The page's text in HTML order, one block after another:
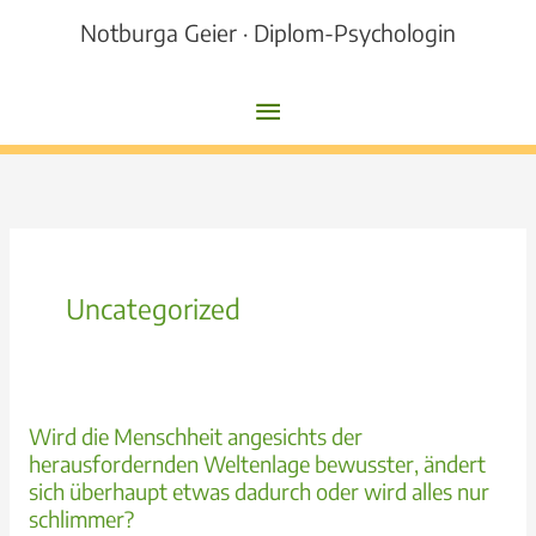
Notburga Geier · Diplom-Psychologin
Hauptmenü
Uncategorized
Wird die Menschheit angesichts der
herausfordernden Weltenlage bewusster, ändert
sich überhaupt etwas dadurch oder wird alles nur
schlimmer?